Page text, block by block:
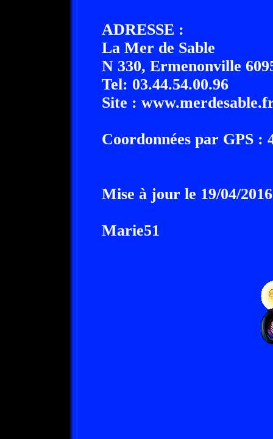
ADRESSE :
La Mer de Sable
N 330, Ermenonville
Tel: 03.44.54.00.96
Site :
Coordonnées par GPS :
Mise à jour le 19/04/2016
Marie51